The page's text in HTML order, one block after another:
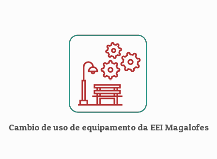
Cambio de uso de equipamento da EEI Magalofes